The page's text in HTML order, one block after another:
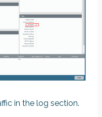
in the log section.